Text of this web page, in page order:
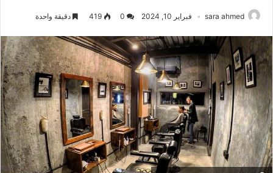
sara ahmed فبراير 10, 2024 419 دقيقة واحدة